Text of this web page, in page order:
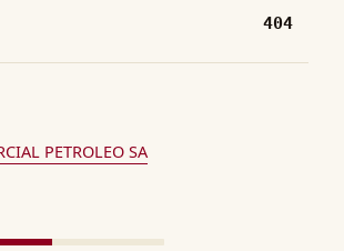
404
PETROLEO SA